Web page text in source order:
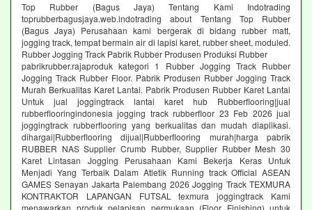
Top Rubber (Bagus Jaya) Tentang Kami Indotrading
toprubberbagusjaya.web.indotrading about Tentang Top Rubber
(Bagus Jaya) Perusahaan kami bergerak di bidang rubber matt,
jogging track, tempat bermain air di lapisi karet, rubber sheet, moduled.
Rubber Jogging Track Pabrik Rubber Produsen Produksi Rubber
pabrikrubber.rajaproduk kategori 1 Rubber Jogging Track Rubber
Jogging Track Rubber Floor. Pabrik Produsen Rubber Jogging Track
Murah Berkualitas Karet Lantai. Pabrik Produsen Rubber Karet Lantai
Untuk jual joggingtrack lantai karet hub Rubberflooring|jual
rubberflooringindonesia jogging track rubberfloor 23 Feb 2026 jual
joggingtrack rubberflooring yang berkualitas dan mudah diaplikasi.
dihargai|Rubberflooring dijual|Rubberflooring murah|harga pabrik
RUBBER NAS Supplier Crumb Rubber, Supplier Rubber Mesh 30
Karet Lintasan Jogging Perusahaan Kami Bekerja Keras Untuk
Menjadi Yang Terbaik Dalam Atletik Running track Official ASEAN
GAMES Senayan Jakarta Palembang 2026 Jogging Track TEXMURA
KONTRAKTOR LAPANGAN FUTSAL texmura joggingtrack Kami